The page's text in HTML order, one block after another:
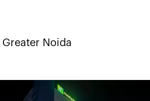
Greater Noida